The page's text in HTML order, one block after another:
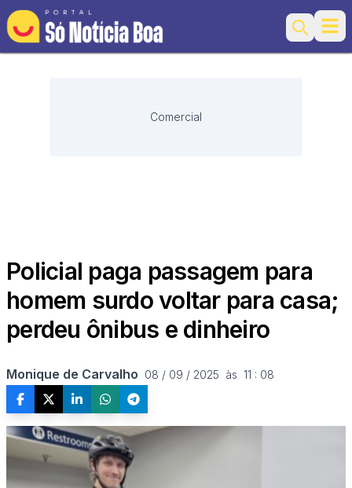
Search
Comercial
Policial paga passagem para
homem surdo voltar para casa;
perdeu ônibus e dinheiro
Monique de Carvalho 08 / 09 / 2025  às  11 : 08